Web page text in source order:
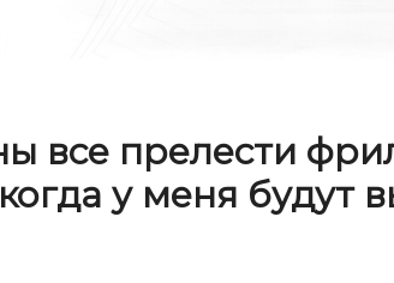
все прелести
когда у меня будут